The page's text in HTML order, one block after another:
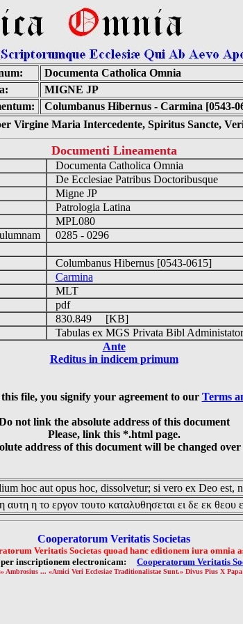
Documenta Catholica Omnia
MIGNE JP
Columbanus Hibernus - Carmina [0543-
Virgine Maria Intercedente, Spiritus Sancte,
Documenti Lineamenta
Documenta Catholica Omnia
De Ecclesiae Patribus Doctoribusque
Migne JP
Patrologia Latina
MPL080
0285 - 0296
Columbanus Hibernus [0543-0615]
Carmina
MLT
pdf
830.849 [KB]
Tabulas ex MGS Privata Bibl
Ante
Reditus in indicem primum
file, you signify your agreement to our Terms
not link the absolute address of this document
Please, link this *.html page.
address of this document will be changed over
hoc aut opus hoc, dissolvetur; si vero ex Deo est,
η το εργον τουτο καταλυθησεται ει δε εκ θεου
Cooperatorum Veritatis Societas
Veritatis Societas quoad hanc editionem iura omnia
inscriptionem electronicam: Cooperatorum Veritatis
Ambrosius ... «Amici Veri Ecclesiae Traditionalistae Sunt.» Divus Pius X